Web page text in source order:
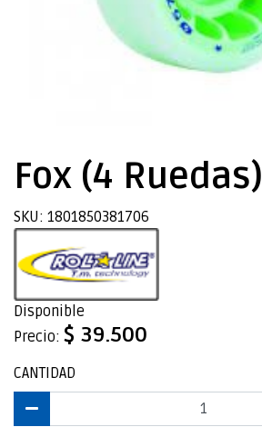
Fox (4 Ruedas)
SKU: 1801850381706
Disponible
Precio: $ 39.500
CANTIDAD